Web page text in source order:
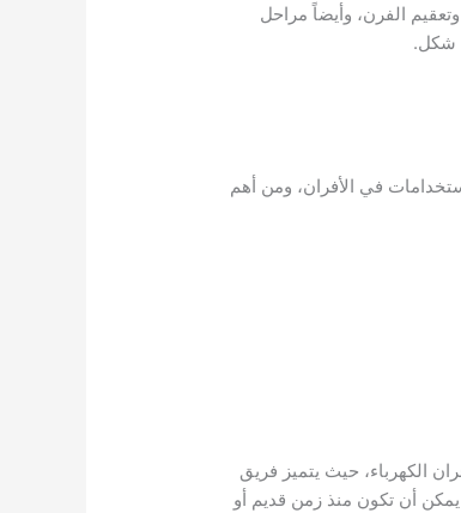
الفرن، وأيضاً مراحل
شكل.
في الأفران، ومن أهم
الكهرباء، حيث يتميز فريق
يمكن أن تكون منذ زمن قديم أو